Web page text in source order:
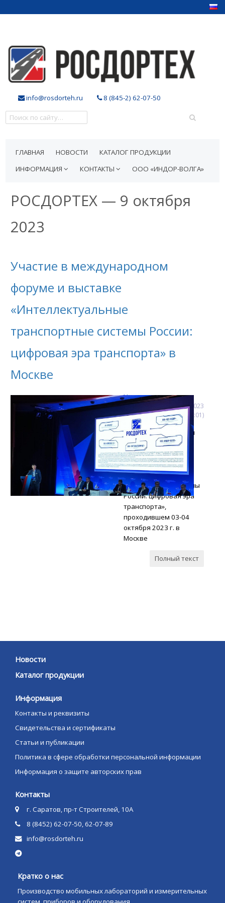
info@rosdorteh.ru 8 (845-2) 62-07-50
ГЛАВНАЯ НОВОСТИ
КАТАЛОГ ПРОДУКЦИИ
ИНФОРМАЦИЯ
КОНТАКТЫ ООО «ИНДОР-ВОЛГА»
РОСДОРТЕХ — 9 октября
2023
Участие в международном
форуме и выставке
«Интеллектуальные
транспортные системы России:
цифровая эра транспорта» в
Москве
Новости
октября2023
(12:24:01)
«РОСДОРТЕХ» принял
участие в
международном
форуме и выставке
«Интеллектуальные
транспортные системы
России: цифровая эра
транспорта»,
проходившем 03-04
октября 2023 г. в
Москве
Полный текст
Новости
Каталог продукции
Информация
Контакты и реквизиты
Свидетельства и сертификаты
Статьи и публикации
Политика в сфере обработки персональной информации
Информация о защите авторских прав
Контакты
г. Саратов, пр-т Строителей, 10А
8 (8452) 62-07-50, 62-07-89
info@rosdorteh.ru
Кратко о нас
Производство мобильных лабораторий и измерительных